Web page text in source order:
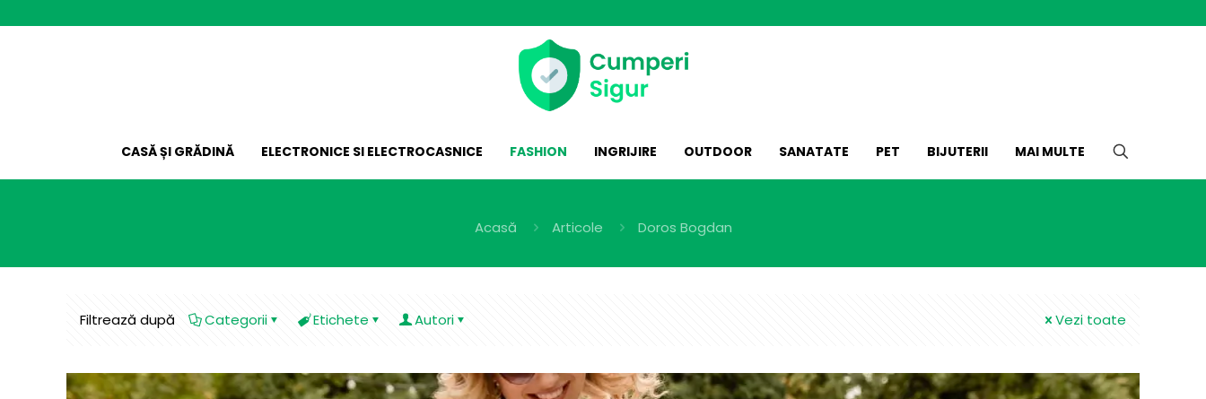
CASĂ ȘI GRĂDINĂ ELECTRONICE SI ELECTROCASNICE FASHION INGRIJIRE OUTDOOR SANATATE PET BIJUTERII MAI MULTE
Acasă Articole Doros Bogdan
Filtrează după Categorii Etichete Autori Vezi toate